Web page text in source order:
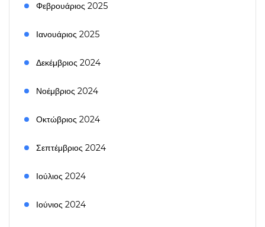
Φεβρουάριος 2025
Ιανουάριος 2025
Δεκέμβριος 2024
Νοέμβριος 2024
Οκτώβριος 2024
Σεπτέμβριος 2024
Ιούλιος 2024
Ιούνιος 2024